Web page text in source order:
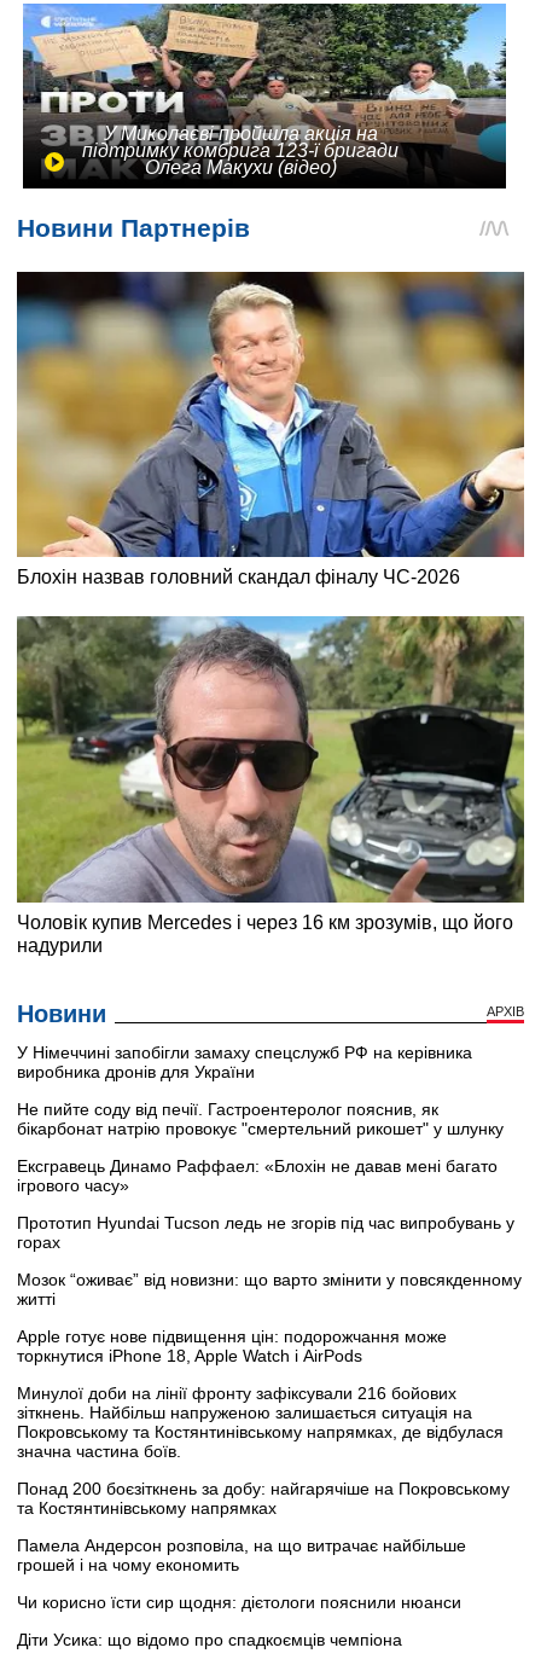
У Миколаєві пройшла акція на
підтримку комбрига 123-ї бригади
Олега Макухи (відео)
Новини АРХІВ
У Німеччині запобігли замаху спецслужб РФ на керівника
виробника дронів для України
Не пийте соду від печії. Гастроентеролог пояснив, як
бікарбонат натрію провокує "смертельний рикошет" у шлунку
Ексгравець Динамо Раффаел: «Блохін не давав мені багато
ігрового часу»
Прототип Hyundai Tucson ледь не згорів під час випробувань у
горах
Мозок “оживає” від новизни: що варто змінити у повсякденному
житті
Apple готує нове підвищення цін: подорожчання може
торкнутися iPhone 18, Apple Watch і AirPods
Минулої доби на лінії фронту зафіксували 216 бойових
зіткнень. Найбільш напруженою залишається ситуація на
Покровському та Костянтинівському напрямках, де відбулася
значна частина боїв.
Понад 200 боєзіткнень за добу: найгарячіше на Покровському
та Костянтинівському напрямках
Памела Андерсон розповіла, на що витрачає найбільше
грошей і на чому економить
Чи корисно їсти сир щодня: дієтологи пояснили нюанси
Діти Усика: що відомо про спадкоємців чемпіона